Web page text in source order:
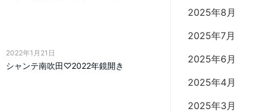
2022年1月21日
シャンテ南吹田♡2022年鏡開き
2025年8月
2025年7月
2025年6月
2025年4月
2025年3月